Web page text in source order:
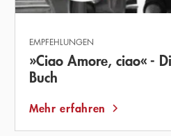
EMPFEHLUNGEN
»Ciao Amore, ciao« -
Buch
Mehr erfahren